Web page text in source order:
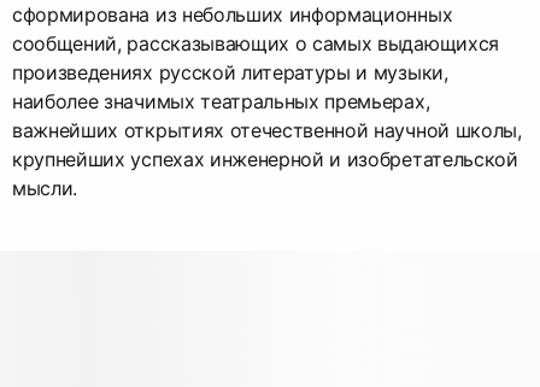
сформирована из небольших информационных
сообщений, рассказывающих о самых выдающихся
произведениях русской литературы и музыки,
наиболее значимых театральных премьерах,
важнейших открытиях отечественной научной школы,
крупнейших успехах инженерной и изобретательской
мысли.